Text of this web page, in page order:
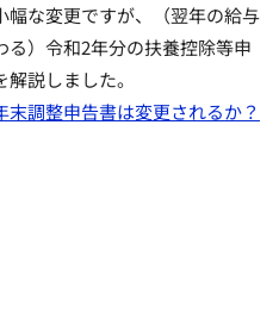
幅な変更ですが、（翌年の給与
）令和2年分の扶養控除等申
説しました。
末調整申告書は変更されるか？